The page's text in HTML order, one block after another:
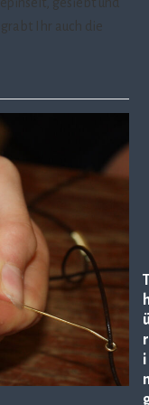
Ihr auch die
r
i